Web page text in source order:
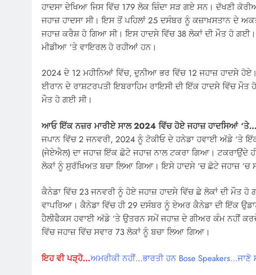
ਹਾਦਸਾ ਦੇਖਿਆ ਜਿਸ ਵਿੱਚ 179 ਲੋਕ ਜ਼ਿੰਦਾ ਸੜ ਗਏ ਸਨ। ਦੱਖਣੀ
ਜਹਾਜ਼ ਹਾਦਸਾ ਸੀ। ਇਸ ਤੋਂ ਪਹਿਲਾਂ 25 ਦਸੰਬਰ ਨੂੰ ਕਜ਼ਾਖ਼ਸਤਾਨ ਦੇ
ਜਹਾਜ਼ ਕਰੈਸ਼ ਹੋ ਗਿਆ ਸੀ। ਇਸ ਹਾਦਸੇ ਵਿੱਚ 38 ਲੋਕਾਂ ਦੀ ਮੌਤ ਹੋ
ਮੀਡੀਆ ‘ਤੇ ਵਾਇਰਲ ਹੋ ਰਹੀਆਂ ਹਨ।
2024 ਦੇ 12 ਮਹੀਨਿਆਂ ਵਿੱਚ, ਦੁਨੀਆ ਭਰ ਵਿੱਚ 12 ਜਹਾਜ਼ ਹਾਦਸੇ
ਈਰਾਨ ਦੇ ਰਾਸ਼ਟਰਪਤੀ ਇਬਰਾਹਿਮ ਰਾਇਸੀ ਦੀ ਇੱਕ ਹਾਦਸੇ ਵਿੱਚ ਮੌਤ
ਮੌਤ ਹੋ ਗਈ ਸੀ।
ਆਓ ਇੱਕ ਨਜ਼ਰ ਮਾਰੀਏ ਸਾਲ 2024 ਵਿੱਚ ਹੋਏ ਜਹਾਜ਼ ਹਾਦਸਿਆਂ ‘ਤੇ…
ਜਪਾਨ ਵਿੱਚ 2 ਜਨਵਰੀ, 2024 ਨੂੰ ਟੋਕੀਓ ਦੇ ਹਨੇਡਾ ਹਵਾਈ ਅੱਡੇ ‘ਤੇ
(ਜੇਏਐਲ) ਦਾ ਜਹਾਜ਼ ਇੱਕ ਛੋਟੇ ਜਹਾਜ਼ ਨਾਲ ਟਕਰਾ ਗਿਆ। ਟਕਰਾਉਂਦੇ
ਲੋਕਾਂ ਨੂੰ ਸੁਰੱਖਿਅਤ ਬਚਾ ਲਿਆ ਗਿਆ। ਇਸੇ ਹਾਦਸੇ ‘ਚ ਛੋਟੇ ਜਹਾਜ਼ ‘ਚ
ਕੈਨੇਡਾ ਵਿੱਚ 23 ਜਨਵਰੀ ਨੂੰ ਹੋਏ ਜਹਾਜ਼ ਹਾਦਸੇ ਵਿੱਚ ਛੇ ਲੋਕਾਂ ਦੀ ਮੌਤ
ਵਾਪਰਿਆ। ਕੈਨੇਡਾ ਵਿੱਚ ਹੀ 29 ਦਸੰਬਰ ਨੂੰ ਏਅਰ ਕੈਨੇਡਾ ਦੀ ਇੱਕ
ਹੈਲੀਫੈਕਸ ਹਵਾਈ ਅੱਡੇ ‘ਤੇ ਉਤਰਨ ਸਮੇਂ ਜਹਾਜ਼ ਦੇ ਗੀਅਰ ਕੰਮ ਨਹੀਂ
ਵਿੱਚ ਜਹਾਜ਼ ਵਿੱਚ ਸਵਾਰ 73 ਲੋਕਾਂ ਨੂੰ ਬਚਾ ਲਿਆ ਗਿਆ।
ਇਹ ਵੀ ਪੜ੍ਹੋ…ਅਮਰੀਕੀ ਨਹੀਂ…ਭਾਰਤੀ ਹਨ Bose